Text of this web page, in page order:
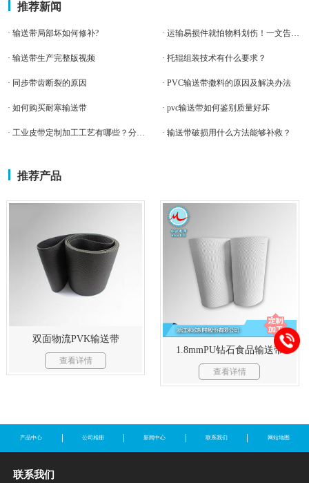
推荐新闻
· 输送带局部坏如何修补? · 运输易损件就怕物料划伤！一文告诉你如何避免
· 输送带生产完整版视频 · 托辊组装技术有什么要求？
· ​同步带齿断裂的原因 · PVC输送带撒料的原因及解决办法
· 如何购买耐寒输送带 · pvc输送带如何鉴别质量好坏
· 工业皮带定制加工工艺有哪些？分别有什么作用 · 输送带破损用什么方法能够补救？
推荐产品
双面物流PVK输送带
查看详情
1.8mmPU钻石食品输送带
查看详情
产品中心 公司相册 新闻中心 联系我们 网站地图
联系我们